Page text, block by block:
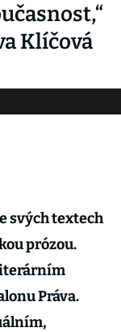
Klíčová
svých textech
prózou.
Práva.